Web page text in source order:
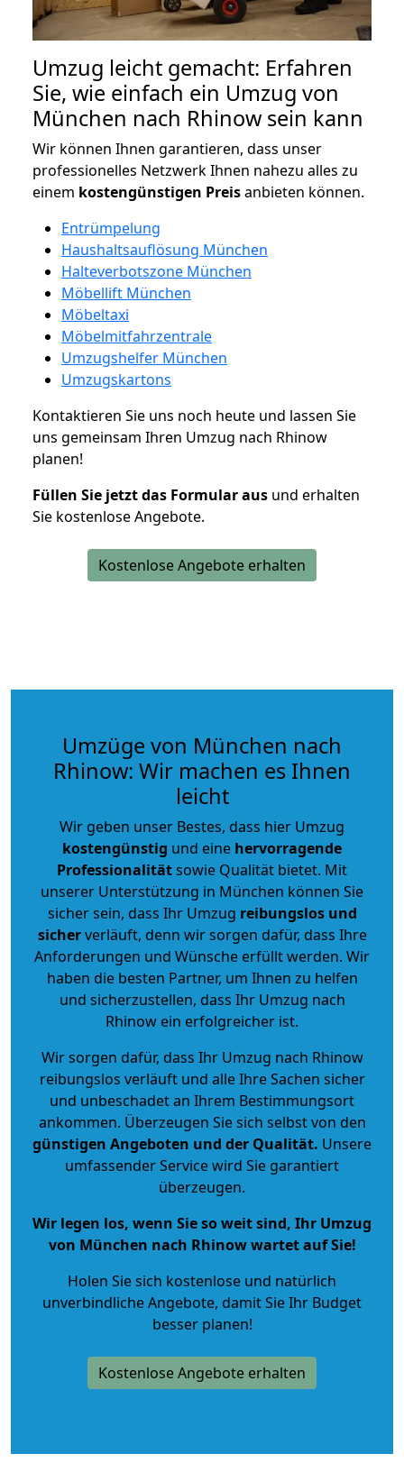
Umzug leicht gemacht: Erfahren
Sie, wie einfach ein Umzug von
München nach Rhinow sein kann
Wir können Ihnen garantieren, dass unser
professionelles Netzwerk Ihnen nahezu alles zu
einem kostengünstigen Preisanbieten können.
Entrümpelung
Haushaltsauflösung München
Halteverbotszone München
Möbellift München
Möbeltaxi
Möbelmitfahrzentrale
Umzugshelfer München
Umzugskartons
Kontaktieren Sie uns noch heute und lassen Sie
uns gemeinsam Ihren Umzug nach Rhinow
planen!
Füllen Sie jetzt das Formular aus und erhalten
Sie kostenlose Angebote.
Kostenlose Angebote erhalten
Umzüge von München nach
Rhinow: Wir machen es Ihnen
leicht
Wir geben unser Bestes, dass hier Umzug
kostengünstig und eine hervorragende
Professionalitätsowie Qualität bietet. Mit
unserer Unterstützung in München können Sie
sicher sein, dass Ihr Umzug reibungslos und
sicherverläuft, denn wir sorgen dafür, dass Ihre
Anforderungen und Wünsche erfüllt werden. Wir
haben die besten Partner, um Ihnen zu helfen
und sicherzustellen, dass Ihr Umzug nach
Rhinow ein erfolgreicher ist.
Wir sorgen dafür, dass Ihr Umzug nach Rhinow
reibungslos verläuft und alle Ihre Sachen sicher
und unbeschadet an Ihrem Bestimmungsort
ankommen. Überzeugen Sie sich selbst von den
günstigen Angeboten und der Qualität. Unsere
umfassender Service wird Sie garantiert
überzeugen.
Wir legen los, wenn Sie so weit sind, Ihr Umzug
von München nach Rhinow wartet auf Sie!
Holen Sie sich kostenlose und natürlich
unverbindliche Angebote, damit Sie Ihr Budget
besser planen!
Kostenlose Angebote erhalten